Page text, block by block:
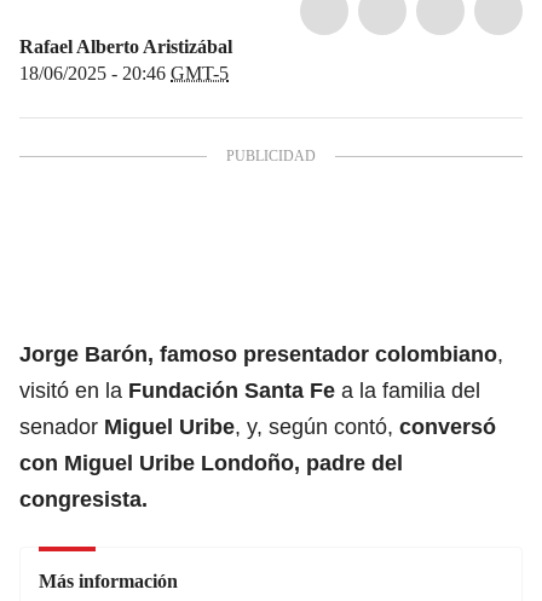
Rafael Alberto Aristizábal
18/06/2025 - 20:46 GMT-5
Jorge Barón, famoso presentador colombiano,
visitó en la Fundación Santa Fe a la familia del
senador Miguel Uribe, y, según contó, conversó
con Miguel Uribe Londoño, padre del
congresista.
Más información